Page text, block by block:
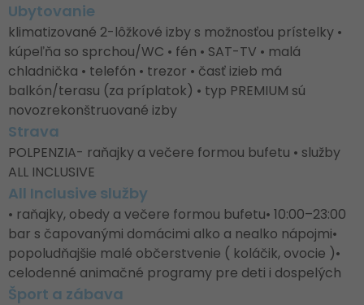
Ubytovanie
klimatizované 2-lôžkové izby s možnosťou prístelky •
kúpeľňa so sprchou/WC • fén • SAT-TV • malá
chladnička • telefón • trezor • časť izieb má
balkón/terasu (za príplatok) • typ PREMIUM sú
novozrekonštruované izby
Strava
POLPENZIA- raňajky a večere formou bufetu • služby
ALL INCLUSIVE
All Inclusive služby
• raňajky, obedy a večere formou bufetu• 10:00–23:00
bar s čapovanými domácimi alko a nealko nápojmi•
popoludňajšie malé občerstvenie ( koláčik, ovocie )•
celodenné animačné programy pre deti i dospelých
Šport a zábava